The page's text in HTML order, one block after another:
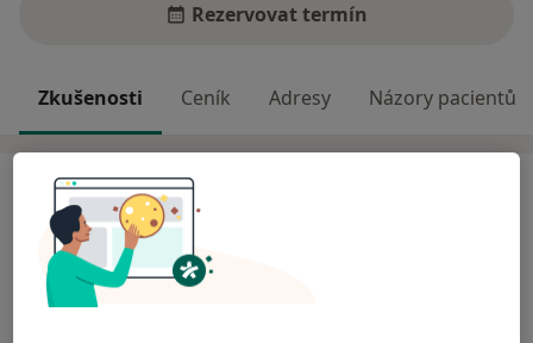
Rezervovat termín
Zkušenosti Ceník Adresy Názory pacientů
Zkušenosti
Odborník na:
Psychoterapie
Hlavní léčená onemocnění